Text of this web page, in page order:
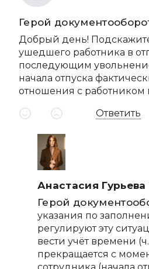
Герой
Добрый день!
ушедшего работника в
последующим
начала отпуска
отношения с работником
Ответить
Анастасия Гурьева
Герой
указания по
регулируют эту
вести учёт времени
прекращается с
сотрудника (начала